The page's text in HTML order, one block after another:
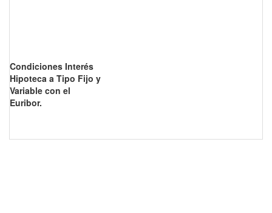
Condiciones Interés
Hipoteca a Tipo Fijo y
Variable con el
Euribor.